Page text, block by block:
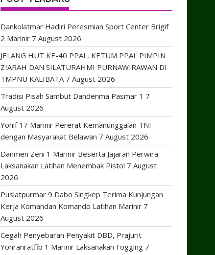
Dankolatmar Hadiri Peresmian Sport Center Brigif
2 Marinir 7 August 2026
JELANG HUT KE-40 PPAL, KETUM PPAL PIMPIN
ZIARAH DAN SILATURAHMI PURNAWIRAWAN DI
TMPNU KALIBATA 7 August 2026
Tradisi Pisah Sambut Dandenma Pasmar 1 7
August 2026
Yonif 17 Marinir Pererat Kemanunggalan TNI
dengan Masyarakat Belawan 7 August 2026
Danmen Zeni 1 Marinir Beserta Jajaran Perwira
Laksanakan Latihan Menembak Pistol 7 August
2026
Puslatpurmar 9 Dabo Singkep Terima Kunjungan
Kerja Komandan Komando Latihan Marinir 7
August 2026
Cegah Penyebaran Penyakit DBD, Prajurit
Yonranratfib 1 Marinir Laksanakan Fogging 7